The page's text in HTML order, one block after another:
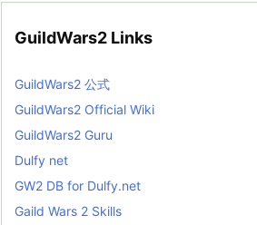
GuildWars2 Links
GuildWars2 公式
GuildWars2 Official Wiki
GuildWars2 Guru
Dulfy net
GW2 DB for Dulfy.net
Gaild Wars 2 Skills